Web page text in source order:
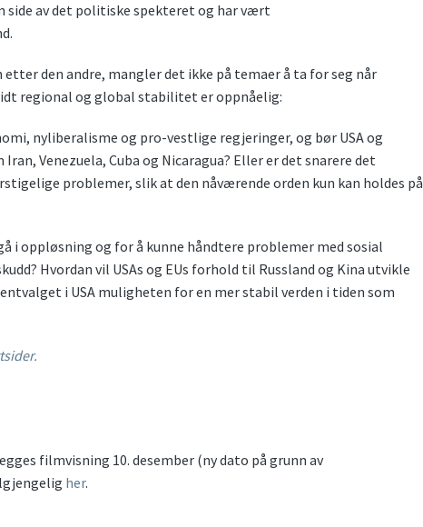
side av det politiske spekteret og har vært
etter den andre, mangler det ikke på temaer å ta for seg når
regional og global stabilitet er oppnåelig:
nyliberalisme og pro-vestlige regjeringer, og bør USA og
Venezuela, Cuba og Nicaragua? Eller er det snarere det
problemer, slik at den nåværende orden kun kan holdes på
i oppløsning og for å kunne håndtere problemer med sosial
Hvordan vil USAs og EUs forhold til Russland og Kina utvikle
i USA muligheten for en mer stabil verden i tiden som
filmvisning 10. desember (ny dato på grunn av
her.